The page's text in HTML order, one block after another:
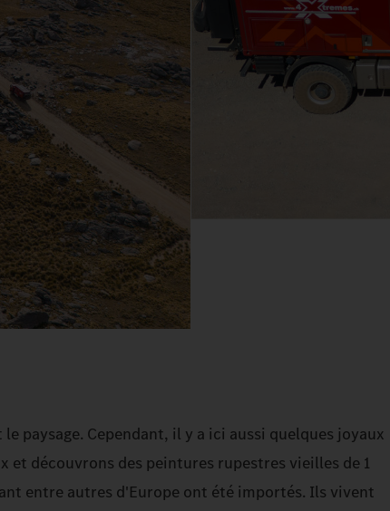
paysage. Cependant, il y a ici aussi quelques joyaux
découvrons des peintures rupestres vieilles de 1
entre autres d'Europe ont été importés. Ils vivent